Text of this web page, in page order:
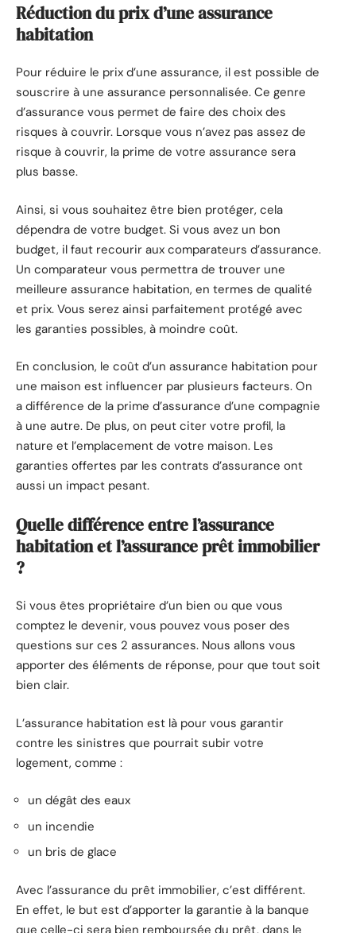
Réduction du prix d’une assurance
habitation
Pour réduire le prix d’une assurance, il est possible de
souscrire à une assurance personnalisée. Ce genre
d’assurance vous permet de faire des choix des
risques à couvrir. Lorsque vous n’avez pas assez de
risque à couvrir, la prime de votre assurance sera
plus basse.
Ainsi, si vous souhaitez être bien protéger, cela
dépendra de votre budget. Si vous avez un bon
budget, il faut recourir aux comparateurs d’assurance.
Un comparateur vous permettra de trouver une
meilleure assurance habitation, en termes de qualité
et prix. Vous serez ainsi parfaitement protégé avec
les garanties possibles, à moindre coût.
En conclusion, le coût d’un assurance habitation pour
une maison est influencer par plusieurs facteurs. On
a différence de la prime d’assurance d’une compagnie
à une autre. De plus, on peut citer votre profil, la
nature et l’emplacement de votre maison. Les
garanties offertes par les contrats d’assurance ont
aussi un impact pesant.
Quelle différence entre l’assurance
habitation et l’assurance prêt immobilier
?
Si vous êtes propriétaire d’un bien ou que vous
comptez le devenir, vous pouvez vous poser des
questions sur ces 2 assurances. Nous allons vous
apporter des éléments de réponse, pour que tout soit
bien clair.
L’assurance habitation est là pour vous garantir
contre les sinistres que pourrait subir votre
logement, comme :
un dégât des eaux
un incendie
un bris de glace
Avec l’assurance du prêt immobilier, c’est différent.
En effet, le but est d’apporter la garantie à la banque
que celle-ci sera bien remboursée du prêt, dans le